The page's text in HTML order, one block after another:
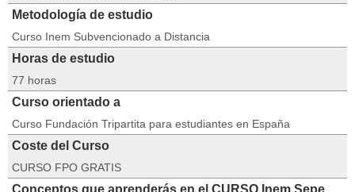
Metodología de estudio
Curso Inem Subvencionado a Distancia
Horas de estudio
77 horas
Curso orientado a
Curso Fundación Tripartita para estudiantes en España
Coste del Curso
CURSO FPO GRATIS
Conceptos que aprenderás en el CURSO Inem Sepe